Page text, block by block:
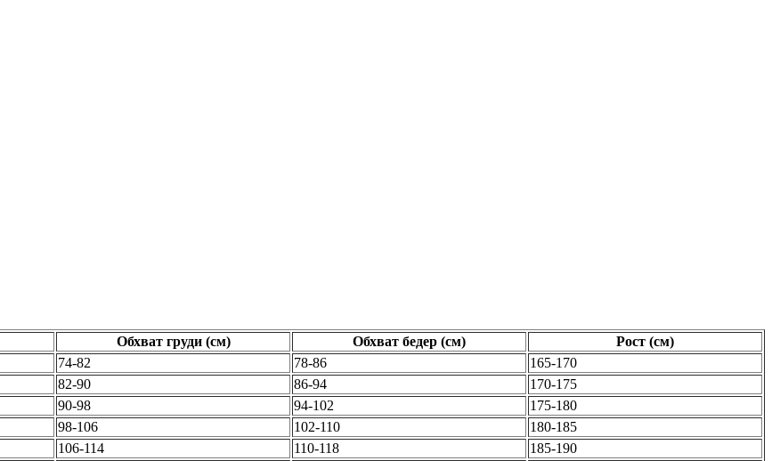
Обхват груди (см) Обхват бедер (см)
Рост (см)
74-82 78-86
165-170
82-90 86-94
170-175
90-98 94-102
175-180
98-106 102-110
180-185
106-114 110-118
185-190